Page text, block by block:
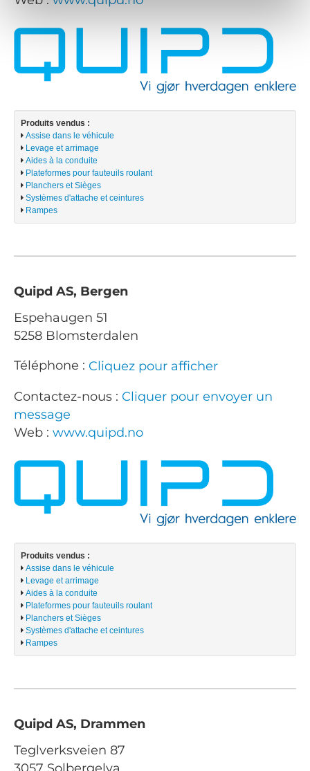
Produits vendus :
Assise dans le véhicule
Levage et arrimage
Aides à la conduite
Plateformes pour fauteuils roulant
Planchers et Sièges
Systèmes d'attache et ceintures
Rampes
Quipd AS, Bergen
Espehaugen 51
5258 Blomsterdalen
Téléphone : Cliquez pour afficher
Contactez-nous : Cliquer pour envoyer un
message
Web : www.quipd.no
Produits vendus :
Assise dans le véhicule
Levage et arrimage
Aides à la conduite
Plateformes pour fauteuils roulant
Planchers et Sièges
Systèmes d'attache et ceintures
Rampes
Quipd AS, Drammen
Teglverksveien 87